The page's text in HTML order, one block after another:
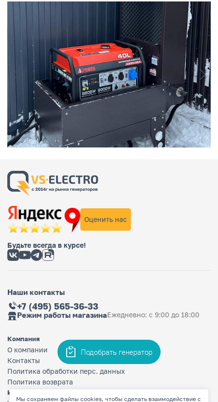
Оценить нас
Будьте всегда в курсе!
Наши контакты
+7 (495) 565-36-33
Режим работы магазинаЕжедневно: с 9:00 до 18:00
Компания
О компании
Контакты
Политика обработки перс. данных
Политика возврата
Информация
Мы сохраняем файлы cookies, чтобы сделать взаимодействие с
Подобрать генератор